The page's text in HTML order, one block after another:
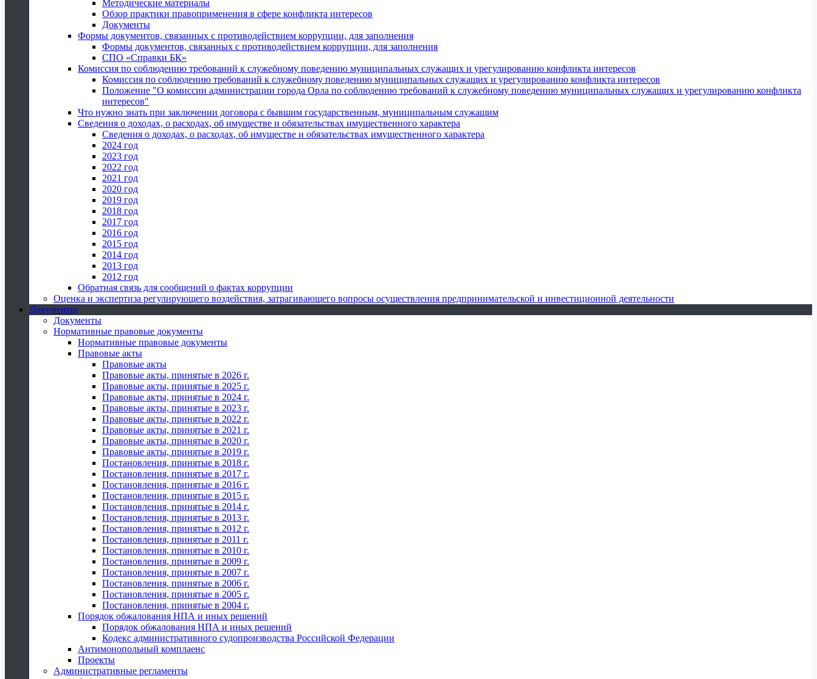
Методические материалы
Обзор практики правоприменения в сфере конфликта интересов
Документы
Формы документов, связанных с противодействием коррупции, для заполнения
Формы документов, связанных с противодействием коррупции, для заполнения
СПО «Справки БК»
Комиссия по соблюдению требований к служебному поведению муниципальных служащих и урегулированию конфликта интересов
Комиссия по соблюдению требований к служебному поведению муниципальных служащих и урегулированию конфликта интересов
Положение "О комиссии администрации города Орла по соблюдению требований к служебному поведению муниципальных служащих и урегулированию конфликта
интересов"
Что нужно знать при заключении договора с бывшим государственным, муниципальным служащим
Сведения о доходах, о расходах, об имуществе и обязательствах имущественного характера
Сведения о доходах, о расходах, об имуществе и обязательствах имущественного характера
2024 год
2023 год
2022 год
2021 год
2020 год
2019 год
2018 год
2017 год
2016 год
2015 год
2014 год
2013 год
2012 год
Обратная связь для сообщений о фактах коррупции
Оценка и экспертиза регулирующего воздействия, затрагивающего вопросы осуществления предпринимательской и инвестиционной деятельности
Документы
Документы
Нормативные правовые документы
Нормативные правовые документы
Правовые акты
Правовые акты
Правовые акты, принятые в 2026 г.
Правовые акты, принятые в 2025 г.
Правовые акты, принятые в 2024 г.
Правовые акты, принятые в 2023 г.
Правовые акты, принятые в 2022 г.
Правовые акты, принятые в 2021 г.
Правовые акты, принятые в 2020 г.
Правовые акты, принятые в 2019 г.
Постановления, принятые в 2018 г.
Постановления, принятые в 2017 г.
Постановления, принятые в 2016 г.
Постановления, принятые в 2015 г.
Постановления, принятые в 2014 г.
Постановления, принятые в 2013 г.
Постановления, принятые в 2012 г.
Постановления, принятые в 2011 г.
Постановления, принятые в 2010 г.
Постановления, принятые в 2009 г.
Постановления, принятые в 2007 г.
Постановления, принятые в 2006 г.
Постановления, принятые в 2005 г.
Постановления, принятые в 2004 г.
Порядок обжалования НПА и иных решений
Порядок обжалования НПА и иных решений
Кодекс административного судопроизводства Российской Федерации
Антимонопольный комплаенс
Проекты
Административные регламенты